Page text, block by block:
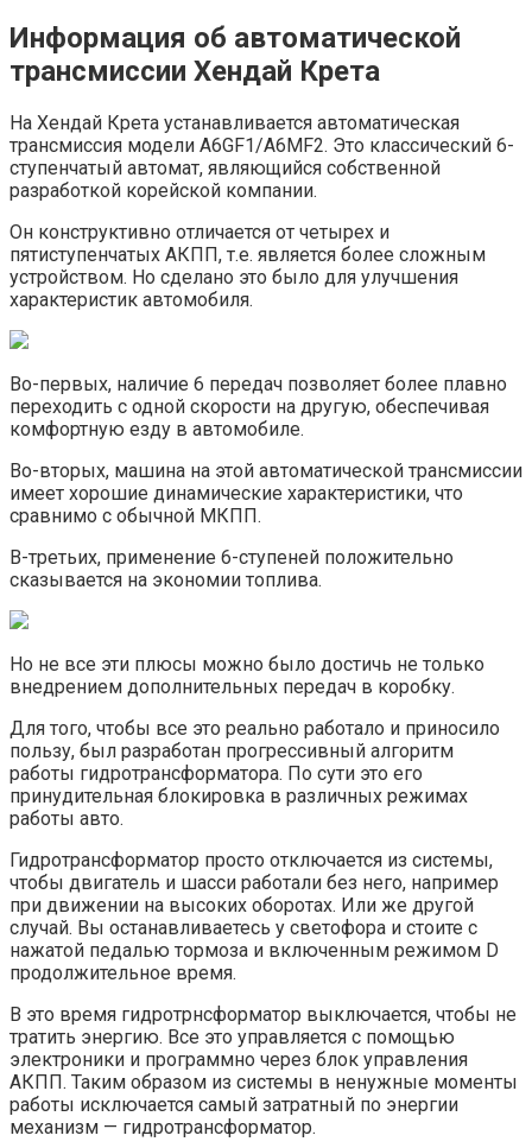
Информация об автоматической
трансмиссии Хендай Крета
На Хендай Крета устанавливается автоматическая
трансмиссия модели A6GF1/A6MF2. Это классический 6-
ступенчатый автомат, являющийся собственной
разработкой корейской компании.
Он конструктивно отличается от четырех и
пятиступенчатых АКПП, т.е. является более сложным
устройством. Но сделано это было для улучшения
характеристик автомобиля.
Во-первых, наличие 6 передач позволяет более плавно
переходить с одной скорости на другую, обеспечивая
комфортную езду в автомобиле.
Во-вторых, машина на этой автоматической трансмиссии
имеет хорошие динамические характеристики, что
сравнимо с обычной МКПП.
В-третьих, применение 6-ступеней положительно
сказывается на экономии топлива.
Но не все эти плюсы можно было достичь не только
внедрением дополнительных передач в коробку.
Для того, чтобы все это реально работало и приносило
пользу, был разработан прогрессивный алгоритм
работы гидротрансформатора. По сути это его
принудительная блокировка в различных режимах
работы авто.
Гидротрансформатор просто отключается из системы,
чтобы двигатель и шасси работали без него, например
при движении на высоких оборотах. Или же другой
случай. Вы останавливаетесь у светофора и стоите с
нажатой педалью тормоза и включенным режимом D
продолжительное время.
В это время гидротрнсформатор выключается, чтобы не
тратить энергию. Все это управляется с помощью
электроники и программно через блок управления
АКПП. Таким образом из системы в ненужные моменты
работы исключается самый затратный по энергии
механизм — гидротрансформатор.